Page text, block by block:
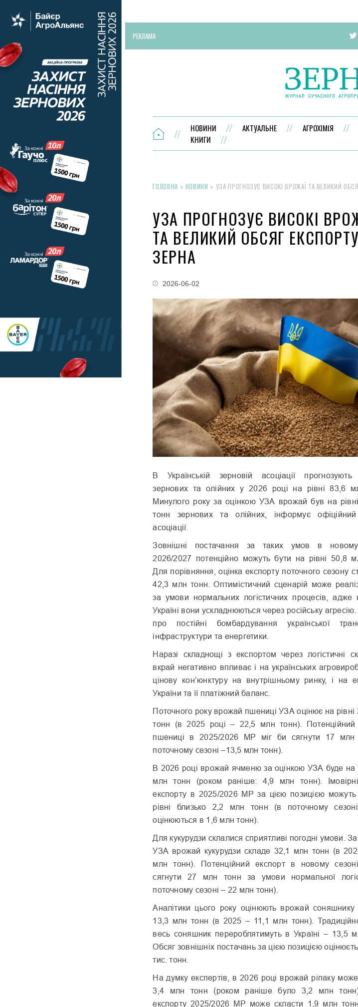
РЕКЛАМА
НОВИНИ АКТУАЛЬНЕ АГРОХІМІЯ
КНИГИ
ГОЛОВНА » НОВИНИ » УЗА ПРОГНОЗУЄ ВИСОКІ ВРОЖАЇ ТА ВЕЛИКИЙ
УЗА ПРОГНОЗУЄ ВИСОКІ
ТА ВЕЛИКИЙ ОБСЯГ ЕКСПОРТУ
ЗЕРНА
2026-06-02
В Українській зерновій асоціації
зернових та олійних у 2026 році на рівні 83,6
Минулого року за оцінкою УЗА врожай був на
тонн зернових та олійних, інформує
асоціації.
Зовнішні постачання за таких умов в новому
2026/2027 потенційно можуть бути на рівні 50,8
Для порівняння, оцінка експорту поточного сезону
42,3 млн тонн. Оптимістичний сценарій може
за умови нормальних логістичних процесів, адже
Україні вони ускладнюються через російську
про постійні бомбардування української
інфраструктури та енергетики.
Наразі складнощі з експортом через логістичні
вкрай негативно впливає і на українських
цінову кон’юнктуру на внутрішньому ринку, і на
України та її платіжний баланс.
Поточного року врожай пшениці УЗА оцінює на рівні
тонн (в 2025 році – 22,5 млн тонн). Потенційний
пшениці в 2025/2026 МР міг би сягнути 17 млн
поточному сезоні –13,5 млн тонн).
В 2026 році врожай ячменю за оцінкою УЗА буде на
млн тонн (роком раніше: 4,9 млн тонн).
експорту в 2025/2026 МР за цією позицією можуть
рівні близько 2,2 млн тонн (в поточному
оцінюються в 1,6 млн тонн).
Для кукурудзи склалися сприятливі погодні умови.
УЗА врожай кукурудзи складе 32,1 млн тонн (в
млн тонн). Потенційний експорт в новому
сягнути 27 млн тонн за умови нормальної
поточному сезоні – 22 млн тонн).
Аналітики цього року оцінюють врожай соняшнику
13,3 млн тонн (в 2025 – 11,1 млн тонн).
весь соняшник перероблятимуть в Україні – 13,5
Обсяг зовнішніх постачань за цією позицією
тис. тонн.
На думку експертів, в 2026 році врожай ріпаку може
3,4 млн тонн (роком раніше було 3,2 млн
експорту 2025/2026 МР може скласти 1,9 млн